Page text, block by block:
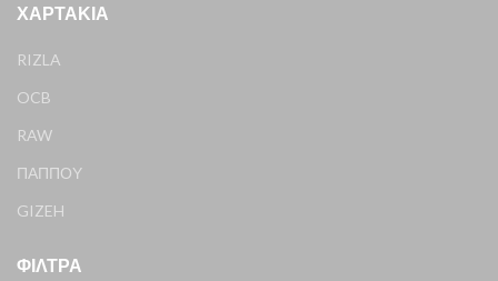
ΧΑΡΤΆΚΙΑ
RIZLA
OCB
RAW
ΠΑΠΠΟΥ
GIZEH
ΦΊΛΤΡΑ